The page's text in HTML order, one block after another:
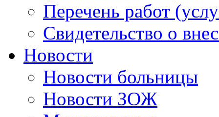
Перечень работ
Свидетельство о
Новости
Новости больницы
Новости ЗОЖ